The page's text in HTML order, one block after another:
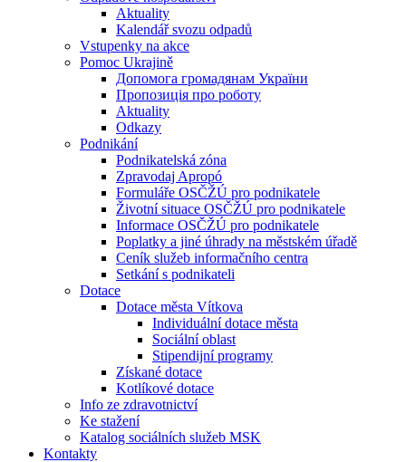
Aktuality
Kalendář svozu odpadů
Vstupenky na akce
Pomoc Ukrajině
Допомога громадянам України
Пропозиція про роботу
Aktuality
Odkazy
Podnikání
Podnikatelská zóna
Zpravodaj Apropó
Formuláře OSČŽÚ pro podnikatele
Životní situace OSČŽÚ pro podnikatele
Informace OSČŽÚ pro podnikatele
Poplatky a jiné úhrady na městském úřadě
Ceník služeb informačního centra
Setkání s podnikateli
Dotace
Dotace města Vítkova
Individuální dotace města
Sociální oblast
Stipendijní programy
Získané dotace
Kotlíkové dotace
Info ze zdravotnictví
Ke stažení
Katalog sociálních služeb MSK
Kontakty